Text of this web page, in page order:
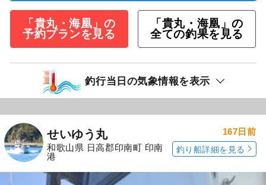
「貴丸・海凰」の
予約プランを見る
「貴丸・海凰」の
全ての釣果を見る
釣行当日の気象情報を表示
せいゆう丸
和歌山県 日高郡印南町 印南
港
167日前
釣り船詳細を見る